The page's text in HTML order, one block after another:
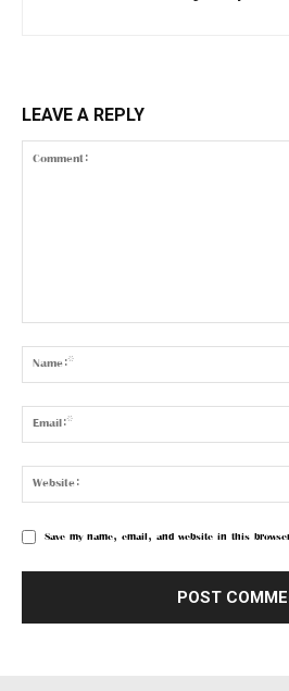
LEAVE A REPLY
Save my name, email, and website in this